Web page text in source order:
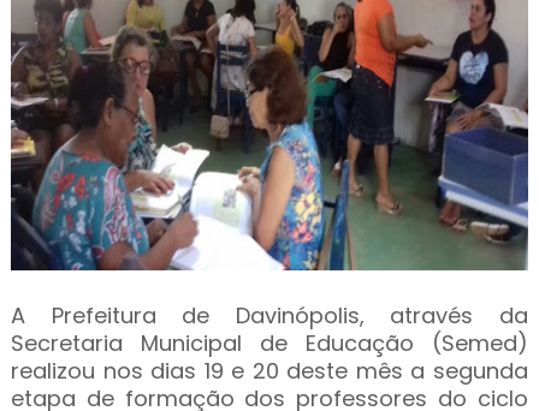
A Prefeitura de Davinópolis, através da
Secretaria Municipal de Educação (Semed)
realizou nos dias 19 e 20 deste mês a segunda
etapa de formação dos professores do ciclo